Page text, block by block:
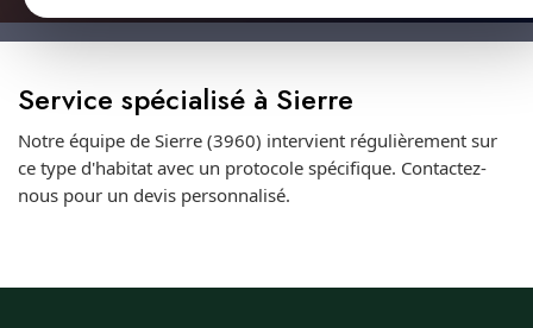
Service spécialisé à Sierre
Notre équipe de Sierre (3960) intervient régulièrement sur
ce type d'habitat avec un protocole spécifique. Contactez-
nous pour un devis personnalisé.